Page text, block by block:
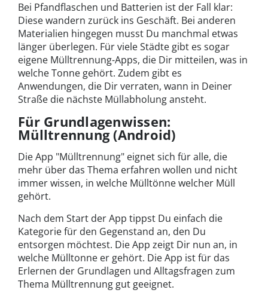
Bei Pfandflaschen und Batterien ist der Fall klar:
Diese wandern zurück ins Geschäft. Bei anderen
Materialien hingegen musst Du manchmal etwas
länger überlegen. Für viele Städte gibt es sogar
eigene Mülltrennung-Apps, die Dir mitteilen, was in
welche Tonne gehört. Zudem gibt es
Anwendungen, die Dir verraten, wann in Deiner
Straße die nächste Müllabholung ansteht.
Für Grundlagenwissen:
Mülltrennung (Android)
Die App "Mülltrennung" eignet sich für alle, die
mehr über das Thema erfahren wollen und nicht
immer wissen, in welche Mülltönne welcher Müll
gehört.
Nach dem Start der App tippst Du einfach die
Kategorie für den Gegenstand an, den Du
entsorgen möchtest. Die App zeigt Dir nun an, in
welche Mülltonne er gehört. Die App ist für das
Erlernen der Grundlagen und Alltagsfragen zum
Thema Mülltrennung gut geeignet.